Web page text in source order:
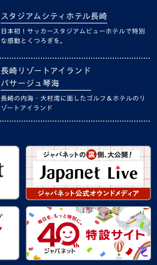
スタジアムシティホテル長崎
日本初！サッカースタジアムビューホテルで特別
な感動とくつろぎを。
長崎リゾートアイランド
パサージュ琴海
長崎の内海・大村湾に面したゴルフ＆ホテルのリ
ゾートアイランド